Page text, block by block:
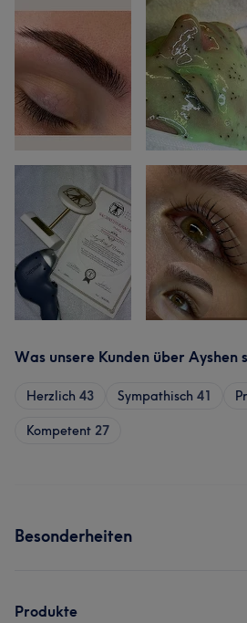
Was unsere Kunden über Ayshen
Herzlich 43 Sympathisch 41
Kompetent 27
Besonderheiten
Produkte